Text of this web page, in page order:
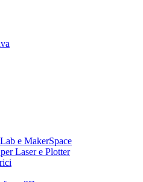
e MakerSpace
Laser e Plotter